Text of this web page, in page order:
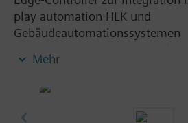
play automation HLK und
Gebäudeautomationssystemen
Integration von Modbus
Datenpunkten
Mehr